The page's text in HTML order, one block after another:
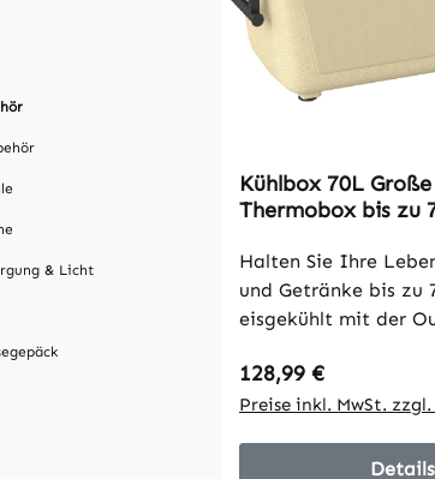
& Licht
Kühlbox 70L
Thermobox bis zu
Ablassventil Griff
Halten Sie Ihre
und Getränke bis zu
eisgekühlt mit der
PU-Schaum-
ideal für Camping
70 Litern bietet die
Regulärer Preis:
128,99 €
Preise inkl. MwSt.
Details